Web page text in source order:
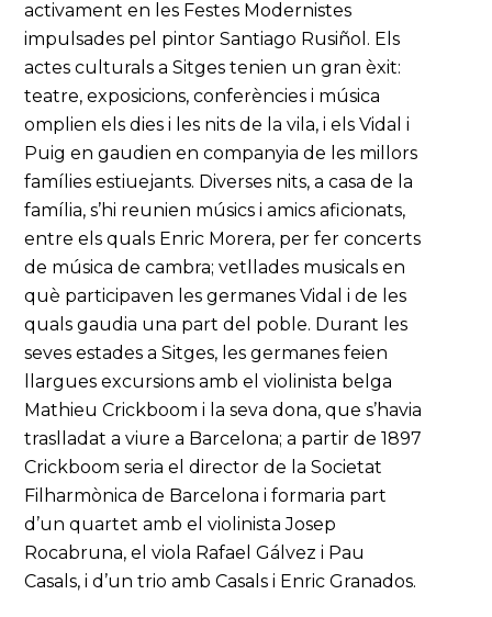
activament en les Festes Modernistes
impulsades pel pintor Santiago Rusiñol. Els
actes culturals a Sitges tenien un gran èxit:
teatre, exposicions, conferències i música
omplien els dies i les nits de la vila, i els Vidal i
Puig en gaudien en companyia de les millors
famílies estiuejants. Diverses nits, a casa de la
família, s’hi reunien músics i amics aficionats,
entre els quals Enric Morera, per fer concerts
de música de cambra; vetllades musicals en
què participaven les germanes Vidal i de les
quals gaudia una part del poble. Durant les
seves estades a Sitges, les germanes feien
llargues excursions amb el violinista belga
Mathieu Crickboom i la seva dona, que s’havia
traslladat a viure a Barcelona; a partir de 1897
Crickboom seria el director de la Societat
Filharmònica de Barcelona i formaria part
d’un quartet amb el violinista Josep
Rocabruna, el viola Rafael Gálvez i Pau
Casals, i d’un trio amb Casals i Enric Granados.